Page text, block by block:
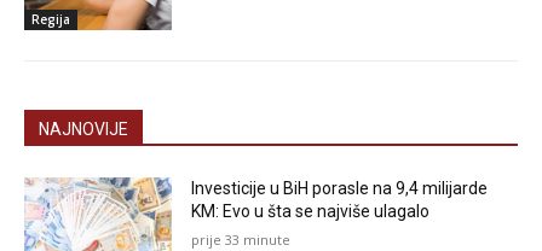
Regija
NAJNOVIJE
Investicije u BiH porasle na 9,4 milijarde
KM: Evo u šta se najviše ulagalo
prije 33 minute